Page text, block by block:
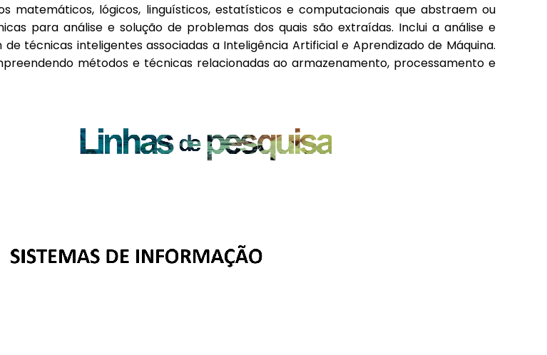
matemáticos, lógicos, linguísticos, estatísticos e computacionais que abstraem ou
para análise e solução de problemas dos quais são extraídas. Inclui a análise e
de técnicas inteligentes associadas a Inteligência Artificial e Aprendizado de Máquina.
métodos e técnicas relacionadas ao armazenamento, processamento e